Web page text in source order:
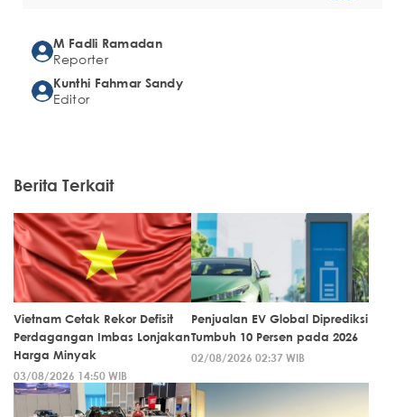
M Fadli Ramadan
Reporter
Kunthi Fahmar Sandy
Editor
Berita Terkait
Vietnam Cetak Rekor Defisit
Perdagangan Imbas Lonjakan
Harga Minyak
03/08/2026 14:50 WIB
Penjualan EV Global Diprediksi
Tumbuh 10 Persen pada 2026
02/08/2026 02:37 WIB